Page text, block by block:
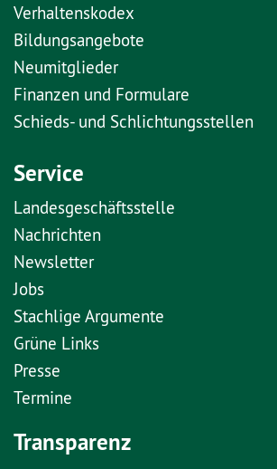
Verhaltenskodex
Bildungsangebote
Neumitglieder
Finanzen und Formulare
Schieds- und Schlichtungsstellen
Service
Landesgeschäftsstelle
Nachrichten
Newsletter
Jobs
Stachlige Argumente
Grüne Links
Presse
Termine
Transparenz